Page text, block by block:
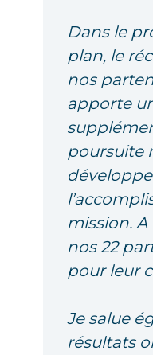
Dans le
plan, le
nos
apporte
poursuite
mission.
nos 22
pour leur
Je salue
résultats